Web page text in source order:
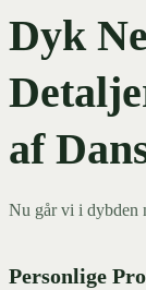
Dyk
af
Nu går vi i dybden
Personlige